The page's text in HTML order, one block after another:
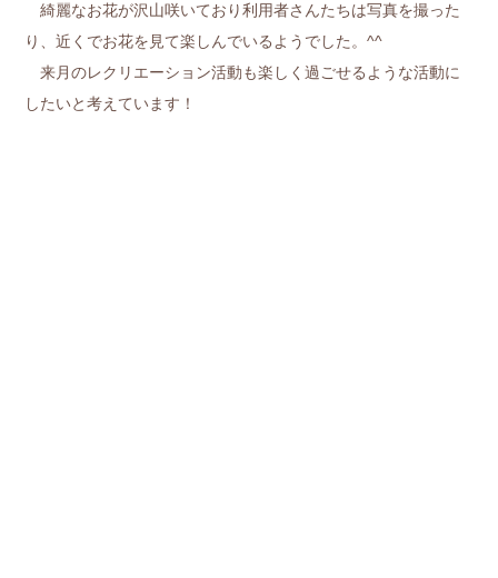
綺麗なお花が沢山咲いており利用者さんたちは写真を撮った
り、近くでお花を見て楽しんでいるようでした。^^
来月のレクリエーション活動も楽しく過ごせるような活動に
したいと考えています！